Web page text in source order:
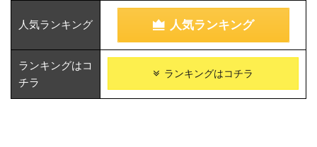
人気ランキング 人気ランキング
ランキングはコ
チラ
ランキングはコチラ